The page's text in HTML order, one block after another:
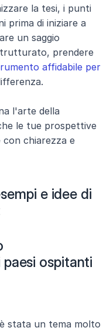
la tesi, i punti
prima di iniziare a
un saggio
prendere
affidabile per
l'arte della
le tue prospettive
con chiarezza e
e idee di
ospitanti
stata un tema molto